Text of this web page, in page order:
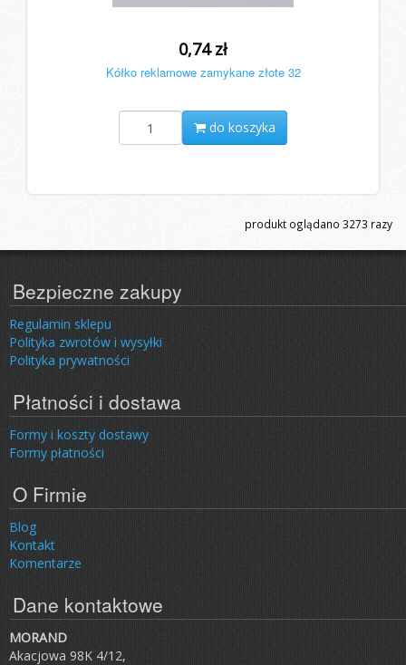
0,74 zł
Kółko reklamowe zamykane złote 32
do koszyka
produkt oglądano 3273 razy
Bezpieczne zakupy
Regulamin sklepu
Polityka zwrotów i wysyłki
Polityka prywatności
Płatności i dostawa
Formy i koszty dostawy
Formy płatności
O Firmie
Blog
Kontakt
Komentarze
Dane kontaktowe
MORAND
Akacjowa 98K 4/12,